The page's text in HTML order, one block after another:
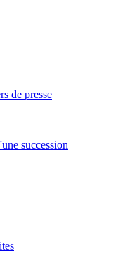
de presse
succession